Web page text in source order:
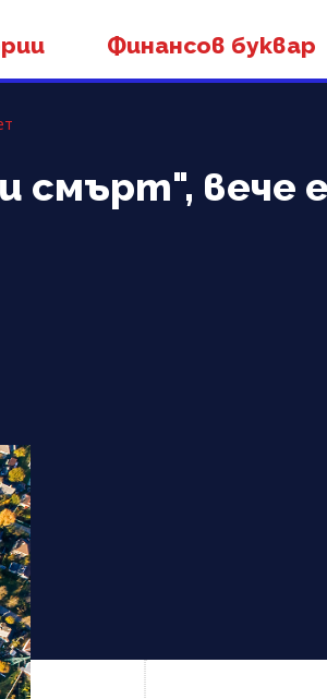
Финансов буквар
смърт", вече е